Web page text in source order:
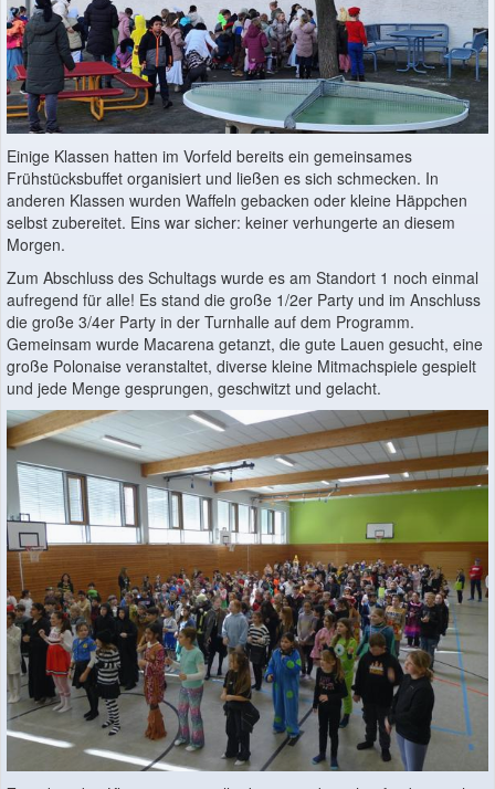
Einige Klassen hatten im Vorfeld bereits ein gemeinsames
Frühstücksbuffet organisiert und ließen es sich schmecken. In
anderen Klassen wurden Waffeln gebacken oder kleine Häppchen
selbst zubereitet. Eins war sicher: keiner verhungerte an diesem
Morgen.
Zum Abschluss des Schultags wurde es am Standort 1 noch einmal
aufregend für alle! Es stand die große 1/2er Party und im Anschluss
die große 3/4er Party in der Turnhalle auf dem Programm.
Gemeinsam wurde Macarena getanzt, die gute Lauen gesucht, eine
große Polonaise veranstaltet, diverse kleine Mitmachspiele gespielt
und jede Menge gesprungen, geschwitzt und gelacht.